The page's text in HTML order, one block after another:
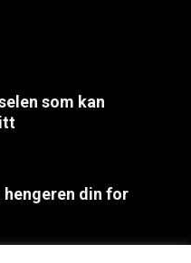
som kan
din for